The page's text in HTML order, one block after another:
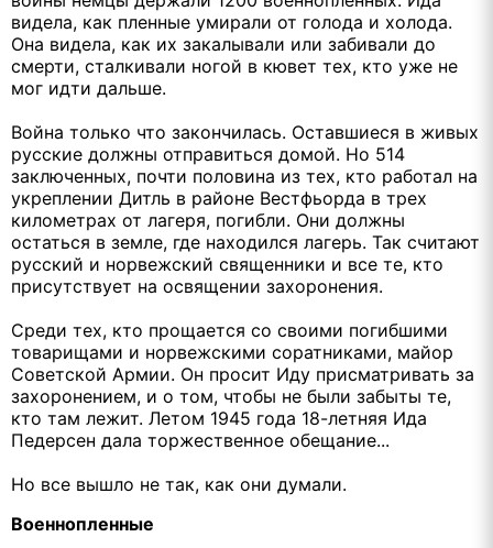
видела, как пленные умирали от голода и холода.
Она видела, как их закалывали или забивали до
смерти, сталкивали ногой в кювет тех, кто уже не
мог идти дальше.
Война только что закончилась. Оставшиеся в живых
русские должны отправиться домой. Но 514
заключенных, почти половина из тех, кто работал на
укреплении Дитль в районе Вестфьорда в трех
километрах от лагеря, погибли. Они должны
остаться в земле, где находился лагерь. Так считают
русский и норвежский священники и все те, кто
присутствует на освящении захоронения.
Среди тех, кто прощается со своими погибшими
товарищами и норвежскими соратниками, майор
Советской Армии. Он просит Иду присматривать за
захоронением, и о том, чтобы не были забыты те,
кто там лежит. Летом 1945 года 18-летняя Ида
Педерсен дала торжественное обещание...
Но все вышло не так, как они думали.
Военнопленные